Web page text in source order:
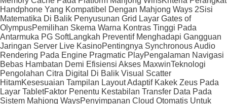
Handphone Yang Kompatibel Dengan Mahjong Ways 2Sisi
Matematika Di Balik Penyusunan Grid Layar Gates of
OlympusPemilihan Skema Warna Kontras Tinggi Pada
Antarmuka PG SoftLangkah Preventif Menghadapi Gangguan
Jaringan Server Live KasinoPentingnya Synchronous Audio
Rendering Pada Engine Pragmatic PlayPengalaman Navigasi
Bebas Hambatan Demi Efisiensi Akses MaxwinTeknologi
Pengolahan Citra Digital Di Balik Visual Scatter
HitamKesesuaian Tampilan Layout Adaptif Kakek Zeus Pada
Layar TabletFaktor Penentu Kestabilan Transfer Data Pada
Sistem Mahjong WaysPenyimpanan Cloud Otomatis Untuk